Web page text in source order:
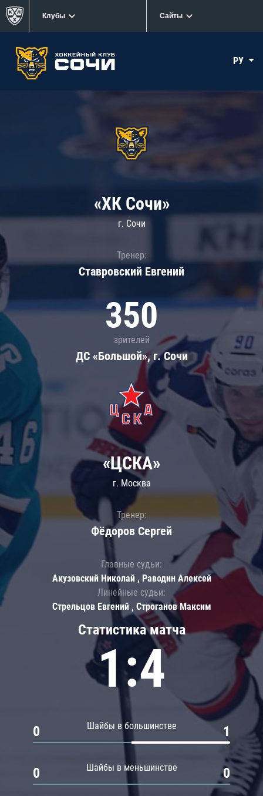
Клубы Сайты
РУ
«ХК Сочи»
г. Сочи
Тренер:
Ставровский Евгений
350
зрителей
ДС «Большой», г. Сочи
Статистика матча
1:4
Шайбы в большинстве
0 1
Шайбы в меньшинстве
0 0
«ЦСКА»
г. Москва
Тренер:
Фёдоров Сергей
Главные судьи:
Акузовский Николай , Раводин Алексей
Линейные судьи:
Стрельцов Евгений , Строганов Максим